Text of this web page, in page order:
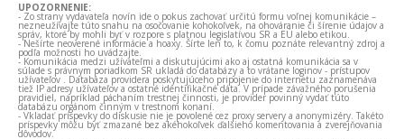
UPOZORNENIE:
- Zo strany vydavateľa novín ide o pokus zachovať určitú formu voľnej komunikácie –
nezneužívajte túto snahu na osočovanie kohokoľvek, na ohováranie či šírenie údajov a
správ, ktoré by mohli byť v rozpore s platnou legislatívou SR a EÚ alebo etikou.
- Nešírte neoverené informácie a hoaxy. Šírte len to, k čomu poznáte relevantný zdroj a
podľa možnosti ho uvádzajte.
- Komunikácia medzi užívateľmi a diskutujúcimi ako aj ostatná komunikácia sa v
súlade s právnym poriadkom SR ukladá do databázy a to vrátane loginov - prístupov
užívateľov . Databáza providera poskytujúceho pripojenie do internetu zaznamenáva
tiež IP adresy užívateľov a ostatné identifikačné dáta. V prípade závažného porušenia
pravidiel, napríklad páchaním trestnej činnosti, je provider povinný vydať túto
databázu orgánom činným v trestnom konaní.
- Vkladať príspevky do diskusie nie je povolené cez proxy servery a anonymizéry. Takéto
príspevky môžu byť zmazané bez akéhokoľvek ďalšieho komentovania a zverejňovania
dôvodov.